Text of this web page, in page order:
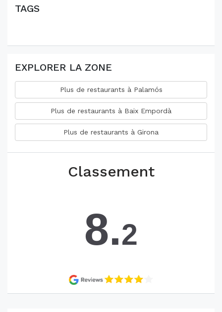
TAGS
EXPLORER LA ZONE
Plus de restaurants à Palamós
Plus de restaurants à Baix Empordà
Plus de restaurants à Girona
Classement
8.2